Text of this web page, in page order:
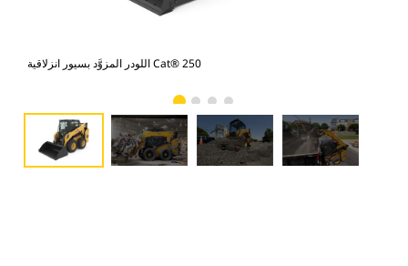
اللودر المزوَّد بسيور انزلاقية Cat® 250